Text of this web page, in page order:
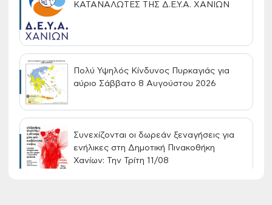
ΚΑΤΑΝΑΛΩΤΕΣ ΤΗΣ Δ.Ε.Υ.Α. ΧΑΝΙΩΝ
Πολύ Υψηλός Κίνδυνος Πυρκαγιάς για
αύριο Σάββατο 8 Αυγούστου 2026
Συνεχίζονται οι δωρεάν ξεναγήσεις για
ενήλικες στη Δημοτική Πινακοθήκη
Χανίων: Την Τρίτη 11/08